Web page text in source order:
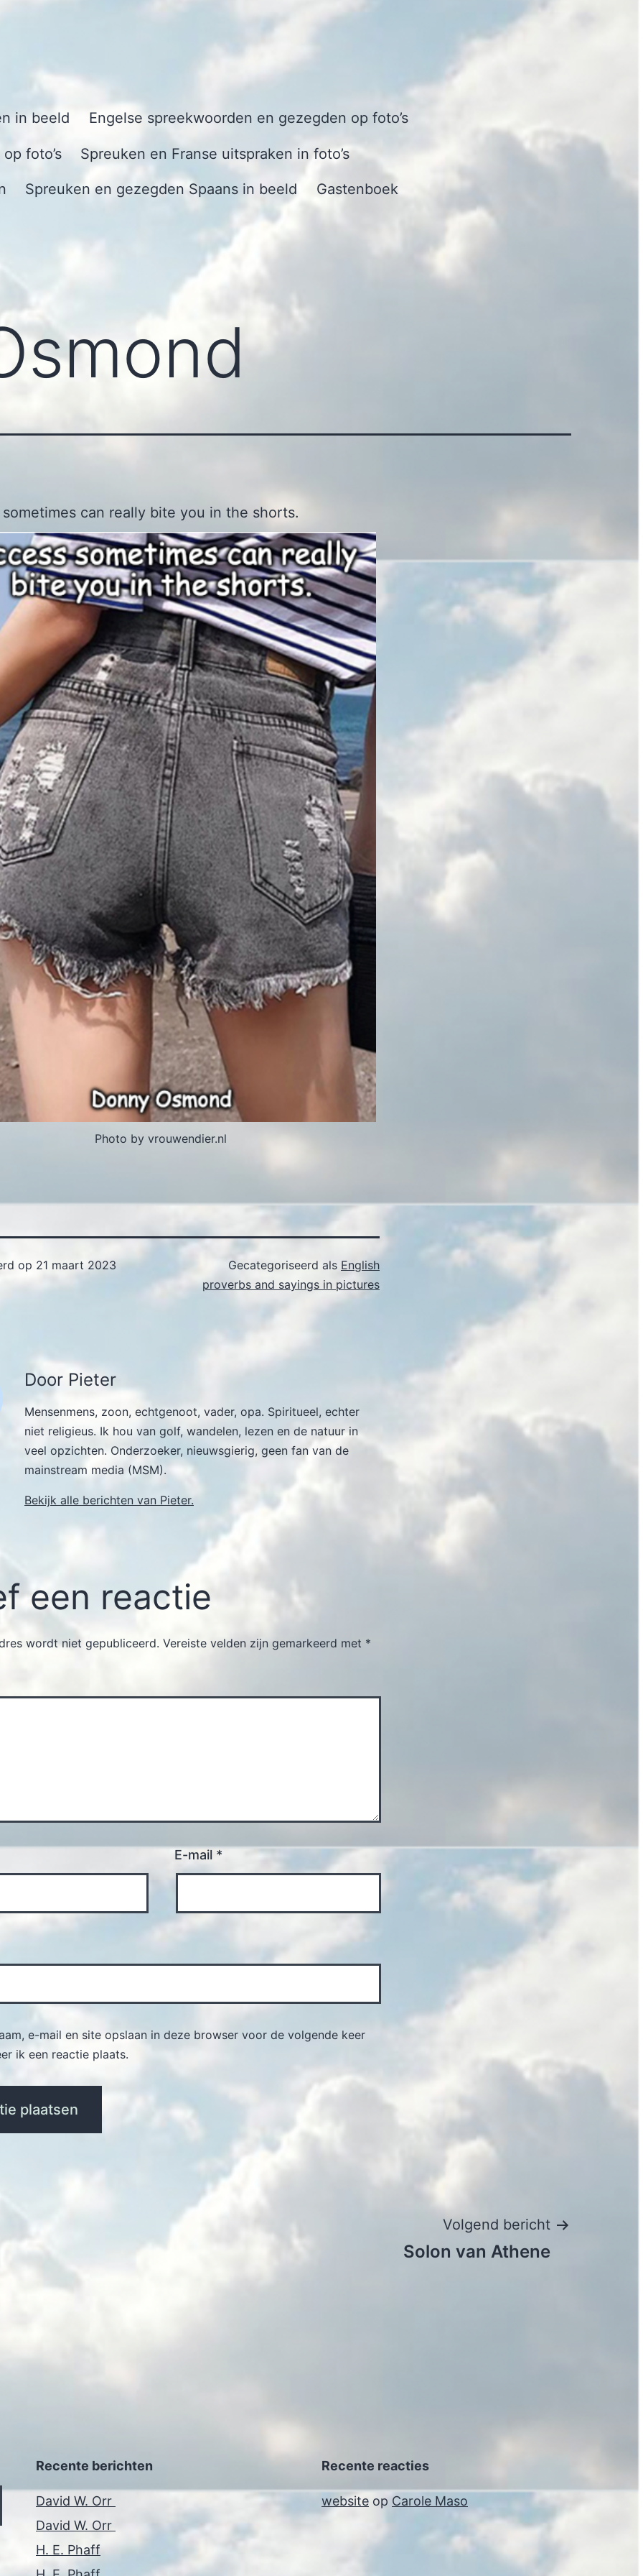
in beeld Engelse spreekwoorden en gezegden op foto’s
foto’s Spreuken en Franse uitspraken in foto’s
Spreuken en gezegden Spaans in beeld Gastenboek
can really bite you in the shorts.
Photo by vrouwendier.nl
op 21 maart 2023 Gecategoriseerd als English
proverbs and sayings in pictures
Door Pieter
Mensenmens, zoon, echtgenoot, vader, opa. Spiritueel, echter
niet religieus. Ik hou van golf, wandelen, lezen en de natuur in
veel opzichten. Onderzoeker, nieuwsgierig, geen fan van de
mainstream media (MSM).
Bekijk alle berichten van Pieter.
een reactie
wordt niet gepubliceerd. Vereiste velden zijn gemarkeerd met *
E-mail *
e-mail en site opslaan in deze browser voor de volgende keer
ik een reactie plaats.
Volgend bericht
Solon van Athene
Recente berichten
David W. Orr
David W. Orr
H. E. Phaff
Recente reacties
website op Carole Maso